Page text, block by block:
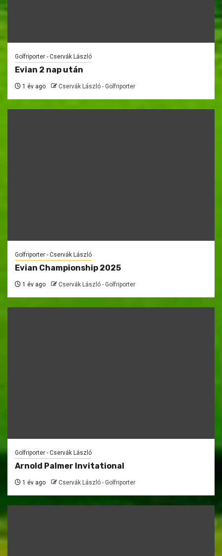
Golfriporter - Cservák László
Evian 2 nap után
1 év ago Cservák László - Golfriporter
Golfriporter - Cservák László
Evian Championship 2025
1 év ago Cservák László - Golfriporter
Golfriporter - Cservák László
Arnold Palmer Invitational
1 év ago Cservák László - Golfriporter